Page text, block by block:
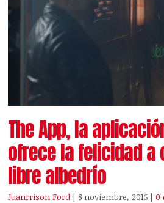
The App, la
ofrece la felicidad a
libre albedrío
Juanrrison Ford | 8 noviembre, 2016 |0